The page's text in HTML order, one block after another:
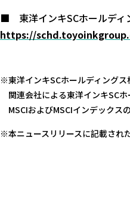
■ 東洋インキSCホールデ
https://
東洋インキSCホールディング
関連会社による東洋インキSC
MSCIおよびMSCIインデックス
本ニュースリリースに記載され